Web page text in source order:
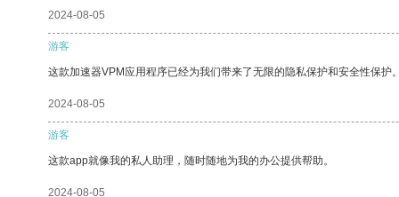
2024-08-05
游客
这款加速器VPM应用程序已经为我们带来了无限的隐私保护和安全性保护
2024-08-05
游客
这款app就像我的私人助理，随时随地为我的办公提供帮助。
2024-08-05